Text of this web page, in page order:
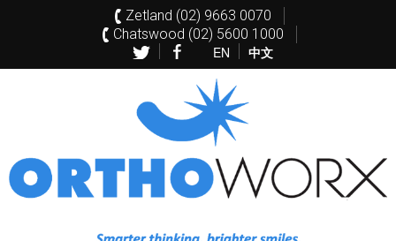
Zetland (02) 9663 0070
Chatswood (02) 5600 1000
EN 中文